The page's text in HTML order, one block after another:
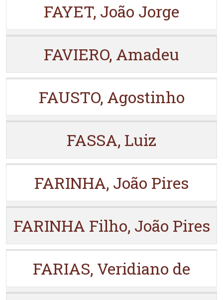
FAYET, João Jorge
FAVIERO, Amadeu
FAUSTO, Agostinho
FASSA, Luiz
FARINHA, João Pires
FARINHA Filho, João Pires
FARIAS, Veridiano de